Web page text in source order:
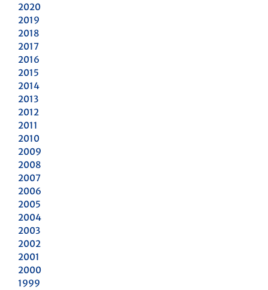
2020
2019
2018
2017
2016
2015
2014
2013
2012
2011
2010
2009
2008
2007
2006
2005
2004
2003
2002
2001
2000
1999